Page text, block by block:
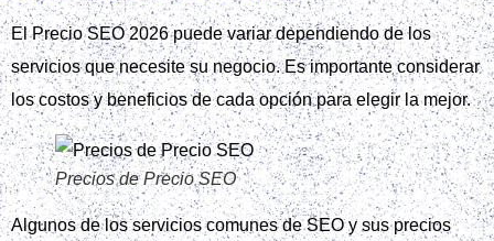
El Precio SEO 2026 puede variar dependiendo de los
servicios que necesite su negocio. Es importante considerar
los costos y beneficios de cada opción para elegir la mejor.
Precios de Precio SEO
Algunos de los servicios comunes de SEO y sus precios